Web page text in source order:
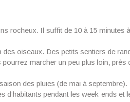
rocheux. Il suffit de 10 à 15 minutes
oiseaux. Des petits sentiers de
marcher un peu plus loin, près
des pluies (de mai à septembre).
pendant les week-ends et